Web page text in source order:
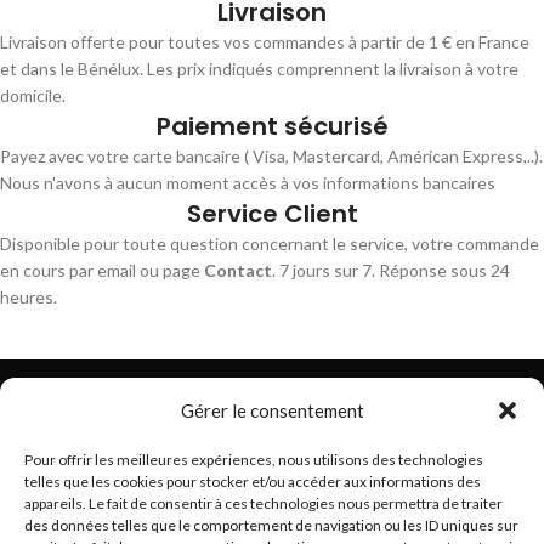
Gérer le consentement
Pour offrir les meilleures expériences, nous utilisons des technologies
telles que les cookies pour stocker et/ou accéder aux informations des
appareils. Le fait de consentir à ces technologies nous permettra de traiter
des données telles que le comportement de navigation ou les ID uniques sur
Livraison
Livraison offerte pour toutes vos commandes à partir de 1 € en France
et dans le Bénélux. Les prix indiqués comprennent la livraison à votre
domicile.
Paiement sécurisé
Payez avec votre carte bancaire ( Visa, Mastercard, Américan Express,..).
Nous n'avons à aucun moment accès à vos informations bancaires
Service Client
Disponible pour toute question concernant le service, votre commande
en cours par email ou page Contact. 7 jours sur 7. Réponse sous 24
heures.
Trouvez les meilleurs bracelets de montres connectés
hello@braceletsmartwatch.com